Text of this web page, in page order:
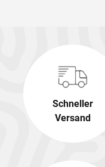
Schneller
Versand